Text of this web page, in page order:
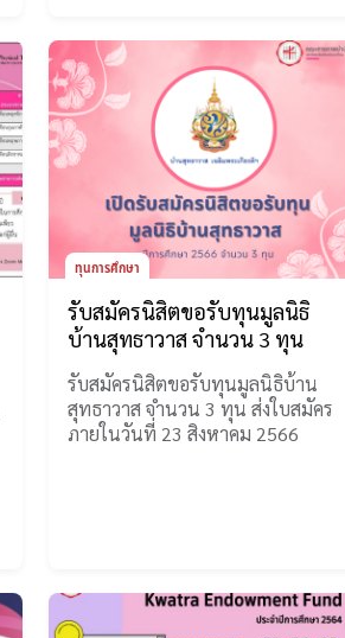
ทุนการศึกษา
รับสมัครนิสิตขอรับทุนมูลนิธิ
บ้านสุทธาวาส จำนวน 3 ทุน
รับสมัครนิสิตขอรับทุนมูลนิธิบ้าน
สุทธาวาส จำนวน 3 ทุน ส่งใบสมัคร
ภายในวันที่ 23 สิงหาคม 2566